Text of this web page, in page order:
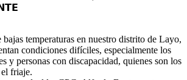
bajas temperaturas en nuestro distrito de Layo,
condiciones difíciles, especialmente los
y personas con discapacidad, quienes son los
friaje.